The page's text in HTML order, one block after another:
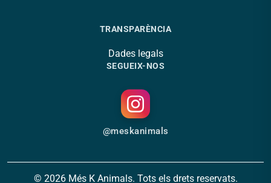
TRANSPARÈNCIA
Dades legals
SEGUEIX-NOS
@meskanimals
© 2026 Més K Animals. Tots els drets reservats.